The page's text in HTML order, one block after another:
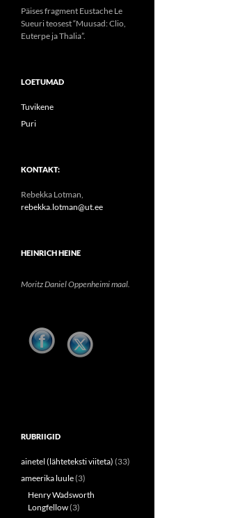
Päises fragment Eustache Le
Sueuri teosest “Muusad: Clio,
Euterpe ja Thalia”.
LOETUMAD
Tuvikene
Puri
KONTAKT:
Rebekka Lotman,
rebekka.lotman@ut.ee
HEINRICH HEINE
Moritz Daniel Oppenheimi maal.
RUBRIIGID
ainetel (lähteteksti viiteta) (33)
ameerika luule(3)
Henry Wadsworth
Longfellow(3)